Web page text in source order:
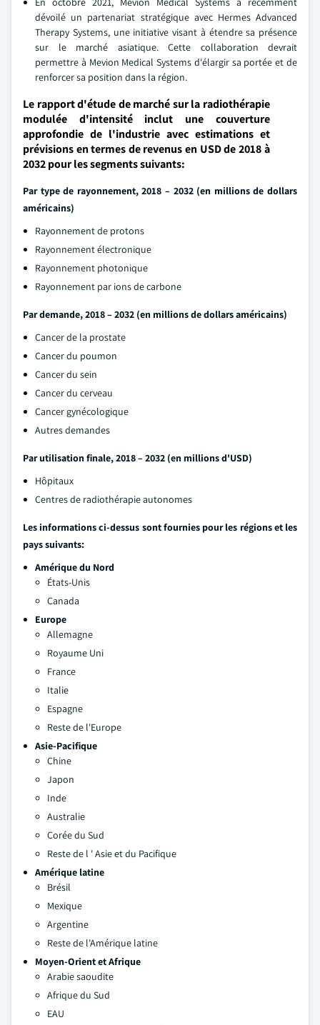
dévoilé un partenariat stratégique avec Hermes Advanced
Therapy Systems, une initiative visant à étendre sa présence
sur le marché asiatique. Cette collaboration devrait
permettre à Mevion Medical Systems d'élargir sa portée et de
renforcer sa position dans la région.
Le rapport d'étude de marché sur la radiothérapie
modulée d'intensité inclut une couverture
approfondie de l'industrie avec estimations et
prévisions en termes de revenus en USD de 2018 à
2032 pour les segments suivants:
Par type de rayonnement, 2018 – 2032 (en millions de dollars
américains)
Rayonnement de protons
Rayonnement électronique
Rayonnement photonique
Rayonnement par ions de carbone
Par demande, 2018 – 2032 (en millions de dollars américains)
Cancer de la prostate
Cancer du poumon
Cancer du sein
Cancer du cerveau
Cancer gynécologique
Autres demandes
Par utilisation finale, 2018 – 2032 (en millions d'USD)
Hôpitaux
Centres de radiothérapie autonomes
Les informations ci-dessus sont fournies pour les régions et les
pays suivants:
Amérique du Nord
États-Unis
Canada
Europe
Allemagne
Royaume Uni
France
Italie
Espagne
Reste de l'Europe
Asie-Pacifique
Chine
Japon
Inde
Australie
Corée du Sud
Reste de l ' Asie et du Pacifique
Amérique latine
Brésil
Mexique
Argentine
Reste de l'Amérique latine
Moyen-Orient et Afrique
Arabie saoudite
Afrique du Sud
EAU